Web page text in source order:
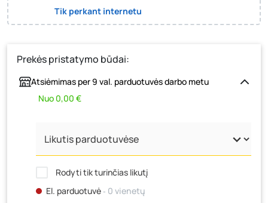
Tik perkant internetu
Prekės pristatymo būdai:
Atsiėmimas per 9 val. parduotuvės darbo metu
Nuo 0,00 €
Rodyti tik turinčias likutį
El. parduotuvė‐ 0 vienetų